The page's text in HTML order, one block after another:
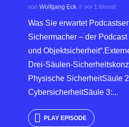
von Wolfgang Eck vor 1 Monat
Was Sie erwartet
Sichermacher – der
und
Drei-Säulen-
Physische SicherheitSäule
CybersicherheitSäule 3:...
PLAY EPISODE